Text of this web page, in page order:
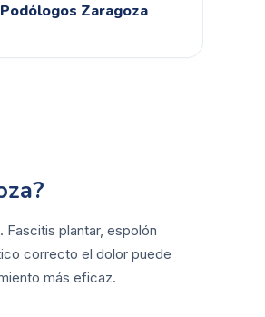
Zaragoza
plantar, espolón
correcto el dolor puede
más eficaz.